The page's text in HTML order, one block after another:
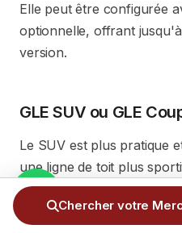
Elle peut être configurée
optionnelle, offrant
version.
GLE SUV ou GLE
Le SUV est plus pratique
une ligne de toit plus
d'espace.
Chercher votre